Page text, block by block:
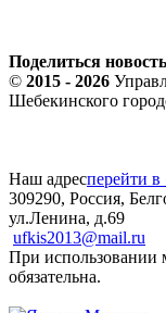
Поделиться
© 2015 - 2026
Шебекинского
Наш адресперейти
309290, Россия,
ул.Ленина, д.69
ufkis2013@mail.ru
При использовании
обязательна.